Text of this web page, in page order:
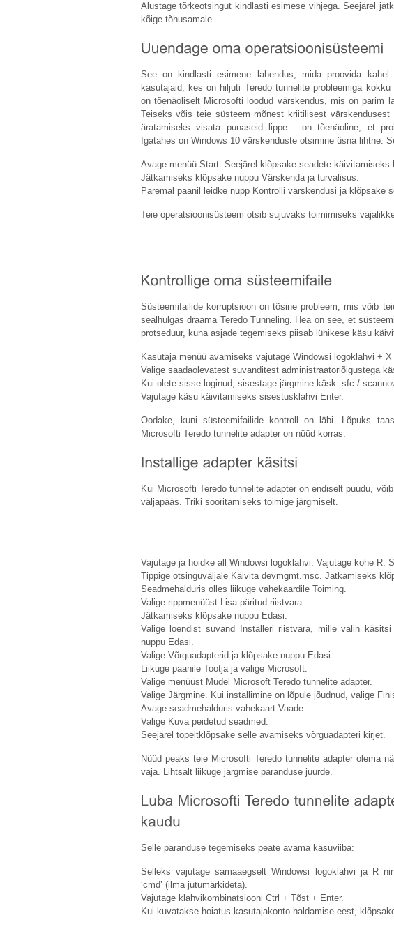
Alustage tõrkeotsingut kindlasti esimese vihjega. Seejärel
kõige tõhusamale.
See on kindlasti esimene lahendus, mida proovida
kasutajaid, kes on hiljuti Teredo tunnelite probleemiga
on tõenäoliselt Microsofti loodud värskendus, mis on parim
Teiseks võis teie süsteem mõnest kriitilisest
äratamiseks visata punaseid lippe - on tõenäoline, et
Igatahes on Windows 10 värskenduste otsimine üsna lihtne.
Avage menüü Start. Seejärel klõpsake seadete käivitamiseks
Jätkamiseks klõpsake nuppu Värskenda ja turvalisus.
Paremal paanil leidke nupp Kontrolli värskendusi ja klõpsake
Teie operatsioonisüsteem otsib sujuvaks toimimiseks
Süsteemifailide korruptsioon on tõsine probleem, mis võib
sealhulgas draama Teredo Tunneling. Hea on see, et
protseduur, kuna asjade tegemiseks piisab lühikese käsu
Kasutaja menüü avamiseks vajutage Windowsi logoklahvi +
Valige saadaolevatest suvanditest administraatoriõigustega
Kui olete sisse loginud, sisestage järgmine käsk: sfc /
Vajutage käsu käivitamiseks sisestusklahvi Enter.
Oodake, kuni süsteemifailide kontroll on läbi. Lõpuks
Microsofti Teredo tunnelite adapter on nüüd korras.
Kui Microsofti Teredo tunnelite adapter on endiselt puudu,
väljapääs. Triki sooritamiseks toimige järgmiselt.
Vajutage ja hoidke all Windowsi logoklahvi. Vajutage kohe R.
Tippige otsinguväljale Käivita devmgmt.msc. Jätkamiseks
Seadmehalduris olles liikuge vahekaardile Toiming.
Valige rippmenüüst Lisa päritud riistvara.
Jätkamiseks klõpsake nuppu Edasi.
Valige loendist suvand Installeri riistvara, mille valin
nuppu Edasi.
Valige Võrguadapterid ja klõpsake nuppu Edasi.
Liikuge paanile Tootja ja valige Microsoft.
Valige menüüst Mudel Microsoft Teredo tunnelite adapter.
Valige Järgmine. Kui installimine on lõpule jõudnud, valige
Avage seadmehalduris vahekaart Vaade.
Valige Kuva peidetud seadmed.
Seejärel topeltklõpsake selle avamiseks võrguadapteri kirjet.
Nüüd peaks teie Microsofti Teredo tunnelite adapter olema
vaja. Lihtsalt liikuge järgmise paranduse juurde.
Selle paranduse tegemiseks peate avama käsuviiba:
Selleks vajutage samaaegselt Windowsi logoklahvi ja R
‘cmd’ (ilma jutumärkideta).
Vajutage klahvikombinatsiooni Ctrl + Tõst + Enter.
Kui kuvatakse hoiatus kasutajakonto haldamise eest,